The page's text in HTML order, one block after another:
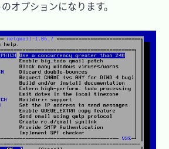
オプションになります。